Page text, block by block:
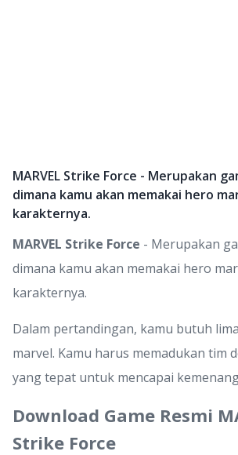
MARVEL Strike Force - Merupakan
dimana kamu akan memakai hero
karakternya.
MARVEL Strike Force - Merupakan
dimana kamu akan memakai hero
karakternya.
Dalam pertandingan, kamu butuh
marvel. Kamu harus memadukan tim
yang tepat untuk mencapai
Download Game Resmi
Strike Force